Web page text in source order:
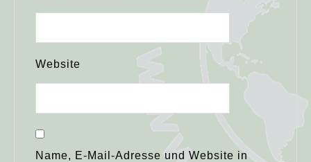
Website
Name, E-Mail-Adresse und Website in